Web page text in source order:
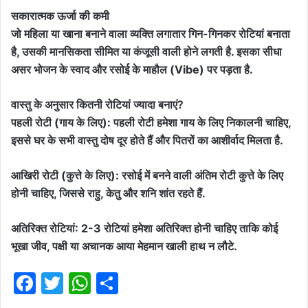
सकारात्मक ऊर्जा की कमी
जो महिला या खाना बनाने वाला व्यक्ति लगातार गिन-गिनकर रोटियां बनाता
है, उसकी मानसिकता सीमित या कंजूसी वाली होने लगती है. इसका सीधा
असर भोजन के स्वाद और रसोई के माहौल (Vibe) पर पड़ता है.
वास्तु के अनुसार कितनी रोटियां ज्यादा बनाएं?
पहली रोटी (गाय के लिए): पहली रोटी हमेशा गाय के लिए निकालनी चाहिए,
इससे घर के सभी वास्तु दोष दूर होते हैं और पितरों का आशीर्वाद मिलता है.
आखिरी रोटी (कुत्ते के लिए): रसोई में बनने वाली अंतिम रोटी कुत्ते के लिए
होनी चाहिए, जिससे राहु, केतु और शनि शांत रहते हैं.
अतिरिक्त रोटियां: 2-3 रोटियां हमेशा अतिरिक्त होनी चाहिए ताकि कोई
भूखा जीव, पक्षी या अचानक आया मेहमान खाली हाथ न लौटे.
F
T
W